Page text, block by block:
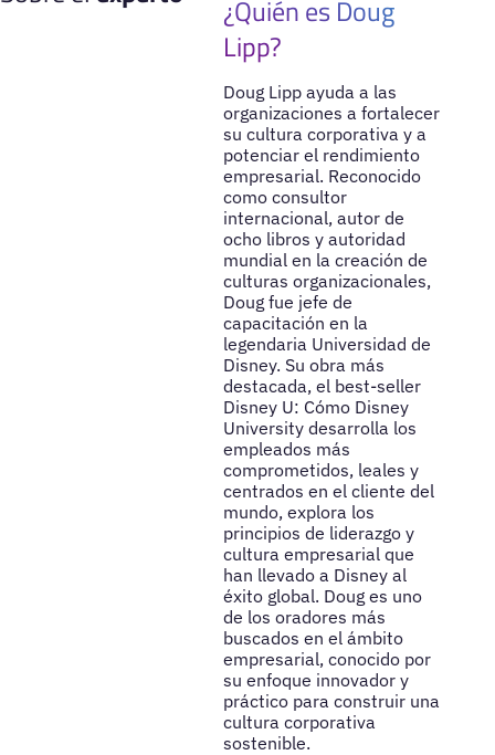
¿Quién es Doug
Lipp?
Doug Lipp ayuda a las
organizaciones a fortalecer
su cultura corporativa y a
potenciar el rendimiento
empresarial. Reconocido
como consultor
internacional, autor de
ocho libros y autoridad
mundial en la creación de
culturas organizacionales,
Doug fue jefe de
capacitación en la
legendaria Universidad de
Disney. Su obra más
destacada, el best-seller
Disney U: Cómo Disney
University desarrolla los
empleados más
comprometidos, leales y
centrados en el cliente del
mundo, explora los
principios de liderazgo y
cultura empresarial que
han llevado a Disney al
éxito global. Doug es uno
de los oradores más
buscados en el ámbito
empresarial, conocido por
su enfoque innovador y
práctico para construir una
cultura corporativa
sostenible.